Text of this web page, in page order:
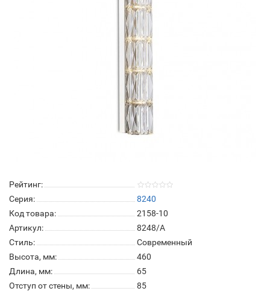
Рейтинг:
Серия:
8240
Код товара:
2158-10
Артикул:
8248/A
Стиль:
Современный
Высота, мм:
460
Длина, мм:
65
Отступ от стены, мм:
85